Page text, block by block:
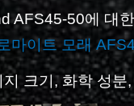
AFS45-50에 대
마이트 모래
크기, 화학 성